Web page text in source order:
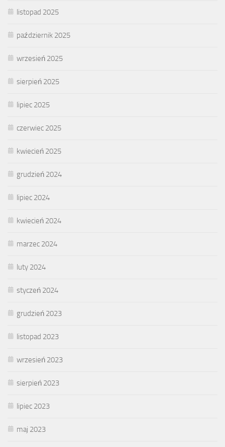
listopad 2025
październik 2025
wrzesień 2025
sierpień 2025
lipiec 2025
czerwiec 2025
kwiecień 2025
grudzień 2024
lipiec 2024
kwiecień 2024
marzec 2024
luty 2024
styczeń 2024
grudzień 2023
listopad 2023
wrzesień 2023
sierpień 2023
lipiec 2023
maj 2023